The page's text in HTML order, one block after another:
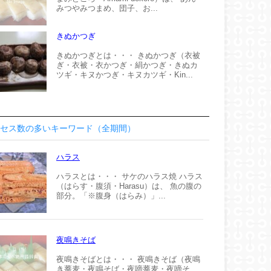
みつやみつまめ、団子、お...
きぬかつぎ
きぬかつぎとは・・・ きぬかつぎ（衣被
ぎ・衣被・衣かつぎ・絹かつぎ・きぬカ
ツギ・キヌかつぎ・キヌカツギ・Kin...
ス数の多いキーワード（全期間）
ハラス
ハラスとは・・・ サケのハラス焼 ハラス
（はらす・腹須・Harasu）は、 魚の腹の
部分。「※腹身（はらみ）」...
夜鳴きそば
夜鳴きそばとは・・・ 夜鳴きそば（夜鳴
き蕎麦・夜鳴そば・夜啼蕎麦・夜啼そ